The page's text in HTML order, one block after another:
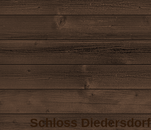
Schloss Diedersdorf